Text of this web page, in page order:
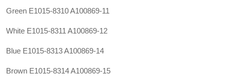
Green E1015-8310 A100869-11
White E1015-8311 A100869-12
Blue E1015-8313 A100869-14
Brown E1015-8314 A100869-15